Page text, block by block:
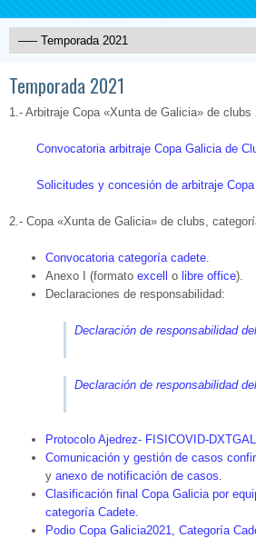
Temporada 2021
1.- Arbitraje Copa «Xunta de Galicia» de clubs
Convocatoria arbitraje Copa Galicia de
Solicitudes y concesión de arbitraje
2.- Copa «Xunta de Galicia» de clubs,
Convocatoria categoría cadete.
Anexo I (formato excell o libre office).
Declaraciones de responsabilidad:
Declaración de responsabilidad
Declaración de responsabilidad
Protocolo Ajedrez- FISICOVID-
Comunicación y gestión de casos
y anexo de notificación de casos.
Clasificación final Copa Galicia por
categoría Cadete.
Podio Copa Galicia2021, Categoría